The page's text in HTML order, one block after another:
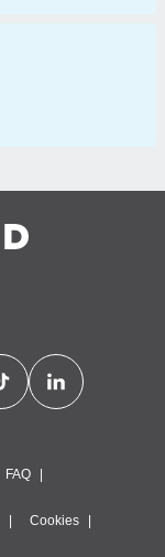
FAQ
Cookies